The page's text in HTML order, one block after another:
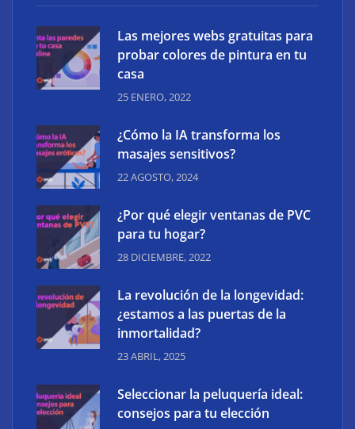
Las mejores webs gratuitas para
probar colores de pintura en tu
casa
25 ENERO, 2022
¿Cómo la IA transforma los
masajes sensitivos?
22 AGOSTO, 2024
¿Por qué elegir ventanas de PVC
para tu hogar?
28 DICIEMBRE, 2022
La revolución de la longevidad:
¿estamos a las puertas de la
inmortalidad?
23 ABRIL, 2025
Seleccionar la peluquería ideal:
consejos para tu elección